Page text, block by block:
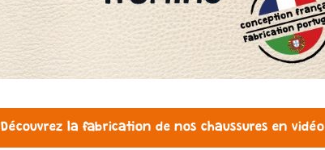
Découvrez la fabrication de nos chaussures en vidéo